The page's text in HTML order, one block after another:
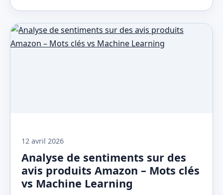
12 avril 2026
Analyse de sentiments sur des
avis produits Amazon – Mots clés
vs Machine Learning